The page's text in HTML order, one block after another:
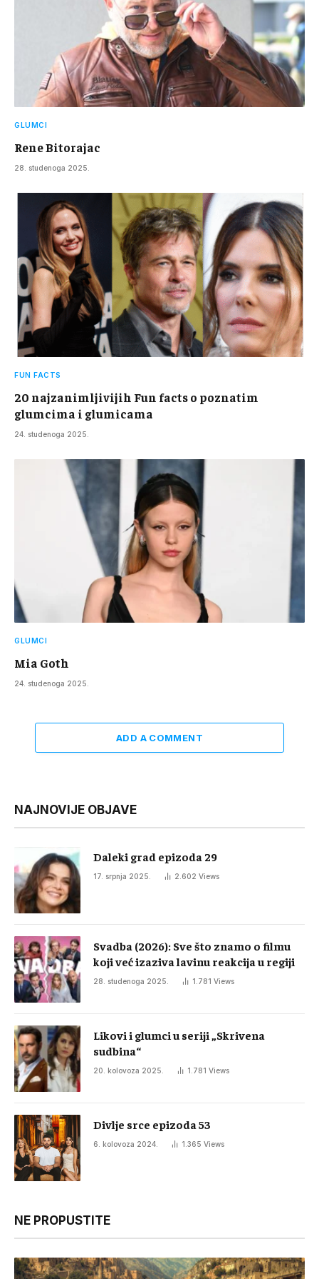
GLUMCI
Rene Bitorajac
28. studenoga 2025.
FUN FACTS
20 najzanimljivijih Fun facts o poznatim
glumcima i glumicama
24. studenoga 2025.
GLUMCI
Mia Goth
24. studenoga 2025.
ADD A COMMENT
NAJNOVIJE OBJAVE
Daleki grad epizoda 29
17. srpnja 2025. 2.602 Views
Svadba (2026): Sve što znamo o filmu
koji već izaziva lavinu reakcija u regiji
28. studenoga 2025. 1.781 Views
Likovi i glumci u seriji „Skrivena
sudbina“
20. kolovoza 2025. 1.781 Views
Divlje srce epizoda 53
6. kolovoza 2024. 1.365 Views
NE PROPUSTITE